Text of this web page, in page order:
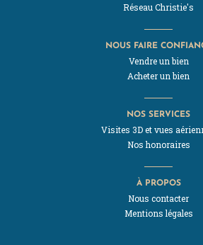
Réseau Christie's
NOUS FAIRE
Vendre un bien
Acheter un bien
NOS SERVICES
Visites 3D et vues
Nos honoraires
À PROPOS
Nous contacter
Mentions légales